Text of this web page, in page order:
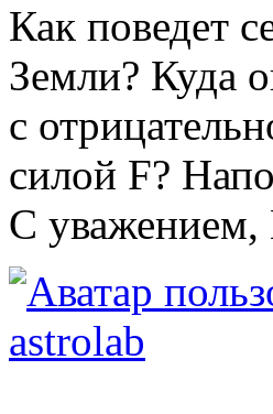
Как поведет
Земли? Куда
с
силой F?
С уважением,
astrolab